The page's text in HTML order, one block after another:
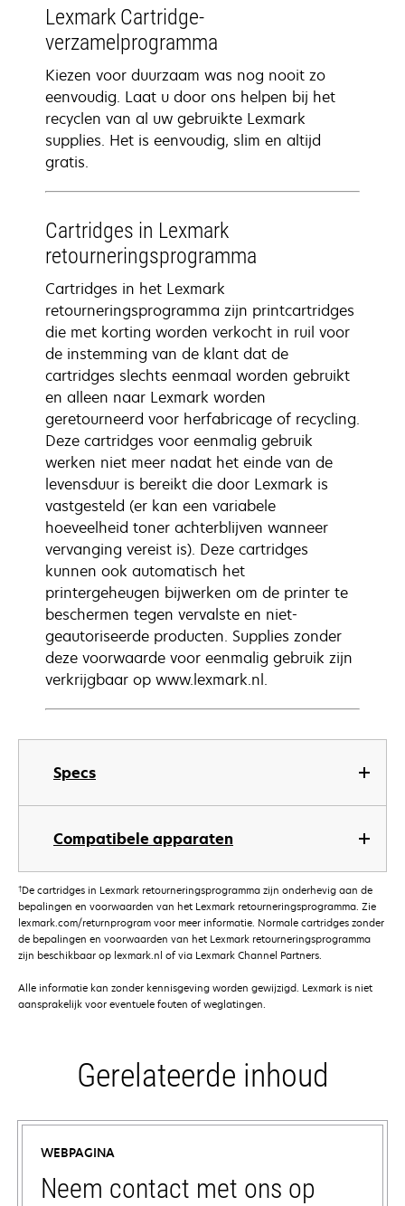
Specs
Compatibele apparaten
Lexmark Cartridge-
verzamelprogramma
Kiezen voor duurzaam was nog nooit zo
eenvoudig. Laat u door ons helpen bij het
recyclen van al uw gebruikte Lexmark
supplies. Het is eenvoudig, slim en altijd
gratis.
Cartridges in Lexmark
retourneringsprogramma
Cartridges in het Lexmark
retourneringsprogramma zijn printcartridges
die met korting worden verkocht in ruil voor
de instemming van de klant dat de
cartridges slechts eenmaal worden gebruikt
en alleen naar Lexmark worden
geretourneerd voor herfabricage of recycling.
Deze cartridges voor eenmalig gebruik
werken niet meer nadat het einde van de
levensduur is bereikt die door Lexmark is
vastgesteld (er kan een variabele
hoeveelheid toner achterblijven wanneer
vervanging vereist is). Deze cartridges
kunnen ook automatisch het
printergeheugen bijwerken om de printer te
beschermen tegen vervalste en niet-
geautoriseerde producten. Supplies zonder
deze voorwaarde voor eenmalig gebruik zijn
verkrijgbaar op www.lexmark.nl.
†De cartridges in Lexmark retourneringsprogramma zijn onderhevig aan de
bepalingen en voorwaarden van het Lexmark retourneringsprogramma. Zie
lexmark.com/returnprogram voor meer informatie. Normale cartridges zonder
de bepalingen en voorwaarden van het Lexmark retourneringsprogramma
zijn beschikbaar op lexmark.nl of via Lexmark Channel Partners.
Alle informatie kan zonder kennisgeving worden gewijzigd. Lexmark is niet
aansprakelijk voor eventuele fouten of weglatingen.
Gerelateerde inhoud
WEBPAGINA
Neem contact met ons op